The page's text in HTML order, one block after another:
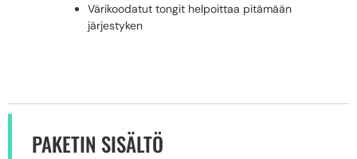
Värikoodatut tongit helpoittaa pitämään
järjestyken
PAKETIN SISÄLTÖ